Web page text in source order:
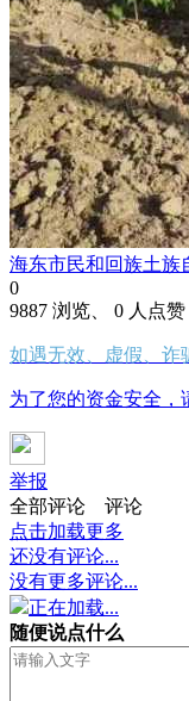
海东市民和回族土族
0
9887 浏览、 0 人点赞
如遇无效、虚假、诈
为了您的资金安全，
举报
全部评论
评论
点击加载更多
还没有评论...
没有更多评论...
正在加载...
随便说点什么